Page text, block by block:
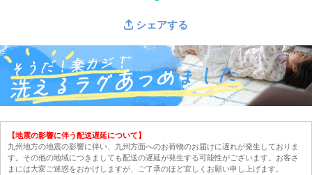
シェアする
【地震の影響に伴う配送遅延について】
九州地方の地震の影響に伴い、九州方面へのお荷物のお届けに遅れが発生しておりま
す。その他の地域につきましても配送の遅延が発生する可能性がございます。お客さ
まには大変ご迷惑をおかけしますが、ご了承のほど宜しくお願い申し上げます。